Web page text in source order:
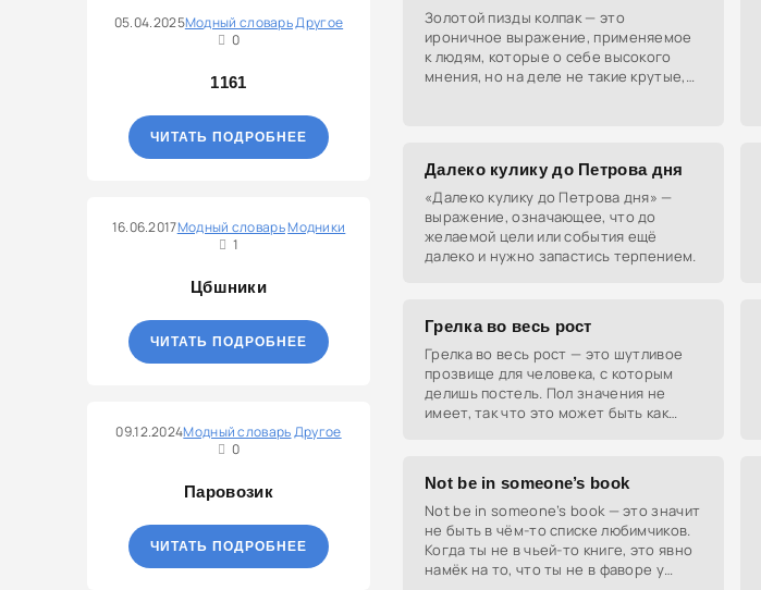
05.04.2025Модный словарьДругое
0
1161
ЧИТАТЬ ПОДРОБНЕЕ
16.06.2017Модный словарьМодники
1
Цбшники
ЧИТАТЬ ПОДРОБНЕЕ
09.12.2024Модный словарьДругое
0
Паровозик
ЧИТАТЬ ПОДРОБНЕЕ
Золотой пизды колпак — это
ироничное выражение, применяемое
к людям, которые о себе высокого
мнения, но на деле не такие крутые,
Далеко кулику до Петрова дня
«Далеко кулику до Петрова дня» —
выражение, означающее, что до
желаемой цели или события ещё
далеко и нужно запастись терпением.
Грелка во весь рост
Грелка во весь рост — это шутливое
прозвище для человека, с которым
делишь постель. Пол значения не
имеет, так что это может быть как
Not be in someone’s book
Not be in someone’s book — это значит
не быть в чём-то списке любимчиков.
Когда ты не в чьей-то книге, это явно
намёк на то, что ты не в фаворе у